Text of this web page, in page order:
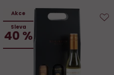
obľúbených
Akce
Sleva
40 %